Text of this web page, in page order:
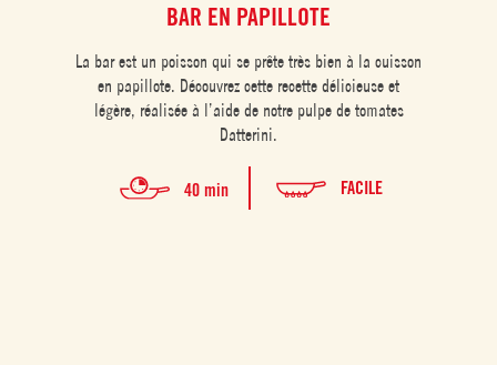
BAR EN PAPILLOTE
La bar est un poisson qui se prête très bien à la cuisson
en papillote. Découvrez cette recette délicieuse et
légère, réalisée à l’aide de notre pulpe de tomates
Datterini.
40 min FACILE